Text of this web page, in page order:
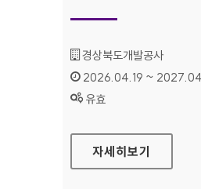
기관명 :
경상북도개발공사
인증기간 :
2026.04.19 ~
상태 :
유효
경상북도개발공사 대
자세히보기